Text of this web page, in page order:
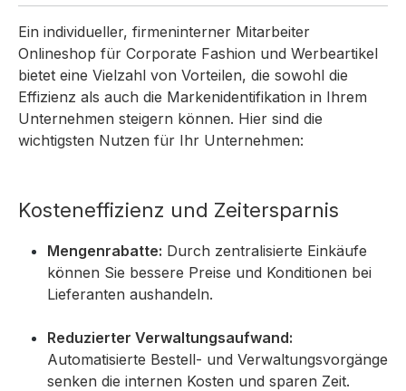
Ein individueller, firmeninterner Mitarbeiter
Onlineshop für Corporate Fashion und Werbeartikel
bietet eine Vielzahl von Vorteilen, die sowohl die
Effizienz als auch die Markenidentifikation in Ihrem
Unternehmen steigern können. Hier sind die
wichtigsten Nutzen für Ihr Unternehmen:
Kosteneffizienz und Zeitersparnis
Mengenrabatte: Durch zentralisierte Einkäufe
können Sie bessere Preise und Konditionen bei
Lieferanten aushandeln.
Reduzierter Verwaltungsaufwand:
Automatisierte Bestell- und Verwaltungsvorgänge
senken die internen Kosten und sparen Zeit.